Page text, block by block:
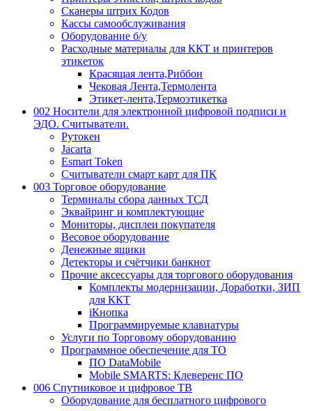
Сканеры штрих Кодов
Кассы самообслуживания
Оборудование б/у
Расходные материалы для ККТ и принтеров
этикеток
Красящая лента,Риббон
Чековая Лента,Термолента
Этикет-лента,Термоэтикетка
002 Носители для электронной цифровой подписи и
ЭДО. Считыватели.
Рутокен
Jacarta
Esmart Token
Считыватели смарт карт для ПК
003 Торговое оборудование
Терминалы сбора данных ТСД
Эквайринг и комплектующие
Мониторы, дисплеи покупателя
Весовое оборудование
Денежные ящики
Детекторы и счётчики банкнот
Прочие аксессуары для торгового оборудования
Комплекты модернизации, Доработки, ЗИП
для ККТ
iКнопка
Программируемые клавиатуры
Услуги по Торговому оборудованию
Программное обеспечение для ТО
ПО DataMobile
Mobile SMARTS: Клеверенс ПО
006 Спутниковое и цифровое ТВ
Оборудование для бесплатного цифрового